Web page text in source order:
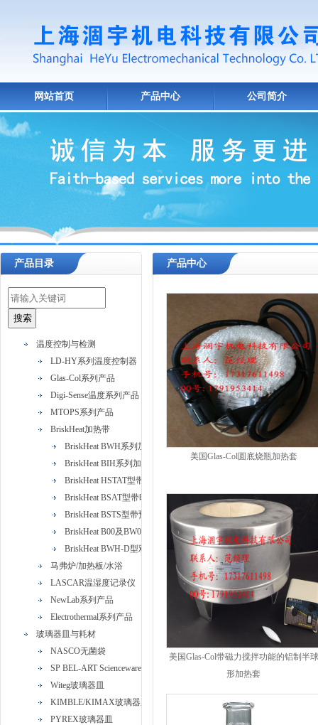
网站首页 产品中心 公司简介
产品目录
温度控制与检测
LD-HY系列温度控制器
Glas-Col系列产品
Digi-Sense温度系列产品
MTOPS系列产品
BriskHeat加热带
BriskHeat BWH系列加热带
BriskHeat BIH系列加热带
BriskHeat BSAT型带时间比例控制器硅橡胶加热带
BriskHeat BSTS型带预设恒温器硅橡胶加热带
BriskHeat B00及BW0型标准绝缘加热带
BriskHeat BWH-D型双加热元件加热带
马弗炉/加热板/水浴
LASCAR温湿度记录仪
NewLab系列产品
Electrothermal系列产品
玻璃器皿与耗材
NASCO无菌袋
SP BEL-ART Scienceware
Witeg玻璃器皿
KIMBLE/KIMAX玻璃器皿
PYREX玻璃器皿
产品中心
美国Glas-Col圆底烧瓶加热套
美国Glas-Col带磁力搅拌功能的铝制半球
形加热套